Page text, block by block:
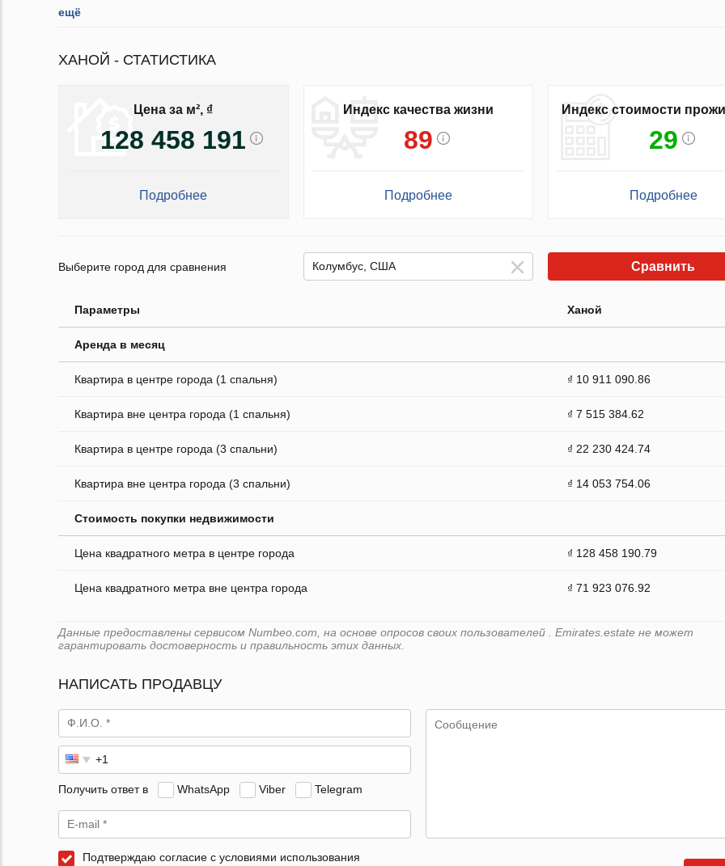
ещё
ХАНОЙ - СТАТИСТИКА
Цена за м², ₫
128 458 191
Подробнее
Индекс качества жизни
89
Подробнее
Индекс стоимости
29
Подробнее
Выберите город для сравнения Сравнить
Параметры Ханой
Аренда в месяц
Квартира в центре города (1 спальня) ₫ 10 911 090.86
Квартира вне центра города (1 спальня) ₫ 7 515 384.62
Квартира в центре города (3 спальни) ₫ 22 230 424.74
Квартира вне центра города (3 спальни) ₫ 14 053 754.06
Стоимость покупки недвижимости
Цена квадратного метра в центре города ₫ 128 458 190.79
Цена квадратного метра вне центра города ₫ 71 923 076.92
Данные предоставлены сервисом Numbeo.com, на основе опросов своих пользователей . Emirates.estate не может
гарантировать достоверность и правильность этих данных.
НАПИСАТЬ ПРОДАВЦУ
Получить ответ в WhatsApp Viber Telegram
Подтверждаю согласие с условиями использования